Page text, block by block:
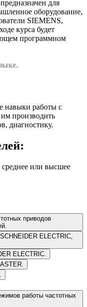
для
оборудование,
SIEMENS,
курса будет
программном
навыки работы с
производить
диагностику.
или высшее
приводов
ELECTRIC,
ELECTRIC.
работы частотных